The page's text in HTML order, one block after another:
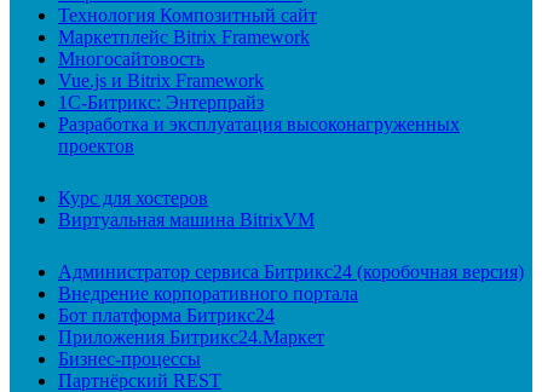
Технология Композитный сайт
Маркетплейс Bitrix Framework
Многосайтовость
Vue.js и Bitrix Framework
1С-Битрикс: Энтерпрайз
Разработка и эксплуатация высоконагруженных
проектов
Курс для хостеров
Виртуальная машина BitrixVM
Администратор сервиса Битрикс24 (коробочная версия)
Внедрение корпоративного портала
Бот платформа Битрикс24
Приложения Битрикс24.Маркет
Бизнес-процессы
Партнёрский REST